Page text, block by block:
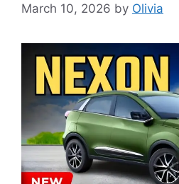
March 10, 2026 by Olivia